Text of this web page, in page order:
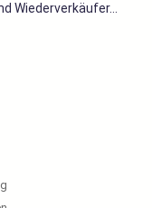
Wiederverkäufer...